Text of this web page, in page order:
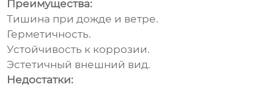
Преимущества:
Тишина при дожде и ветре.
Герметичность.
Устойчивость к коррозии.
Эстетичный внешний вид.
Недостатки: